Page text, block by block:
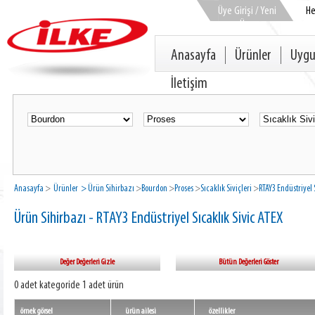
Üye Girişi / Yeni
Üye
Anasayfa Ürünler
İletişim
Anasayfa > Ürünler > Ürün Sihirbazı >Bourdon >Proses >Sıcaklık Siviçleri >RTAY3 Endüstriyel
Ürün Sihirbazı - RTAY3 Endüstriyel Sıcaklık Sivic ATEX
Değer Değerleri Gizle Bütün Değerleri Göster
0 adet kategoride 1 adet ürün
örnek görsel ürün ailesi özellikler